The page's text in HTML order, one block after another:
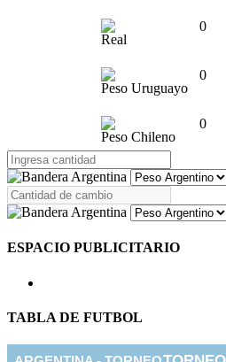
Real
0
Peso Uruguayo
0
Peso Chileno
0
ESPACIO PUBLICITARIO
TABLA DE FUTBOL